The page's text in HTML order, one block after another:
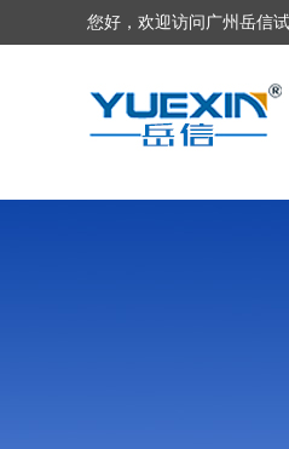
您好，欢迎访问广州岳信